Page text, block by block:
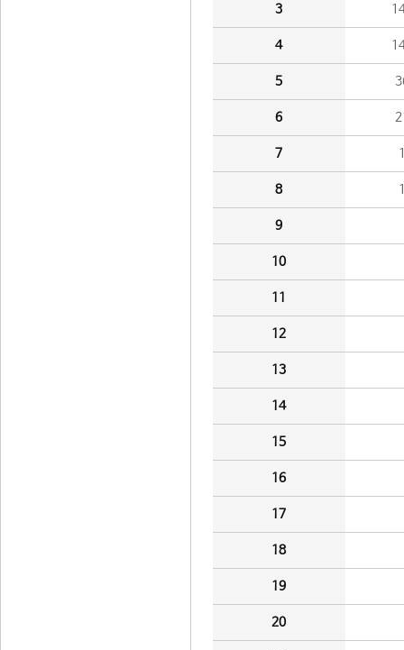
3
4
5
6
7
8
9
10
11
12
13
14
15
16
17
18
19
20